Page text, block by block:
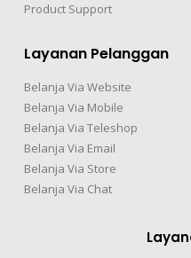
Product Support
Layanan Pelanggan
Belanja Via Website
Belanja Via Mobile
Belanja Via Teleshop
Belanja Via Email
Belanja Via Store
Belanja Via Chat